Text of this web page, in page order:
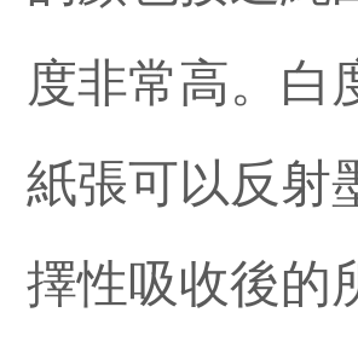
度非常高。白
紙張可以反射
擇性吸收後的